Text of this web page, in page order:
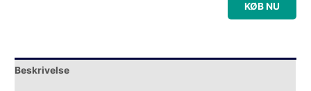
KØB NU
Beskrivelse